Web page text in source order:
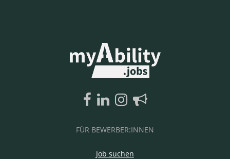
FÜR BEWERBER:INNEN
Job suchen